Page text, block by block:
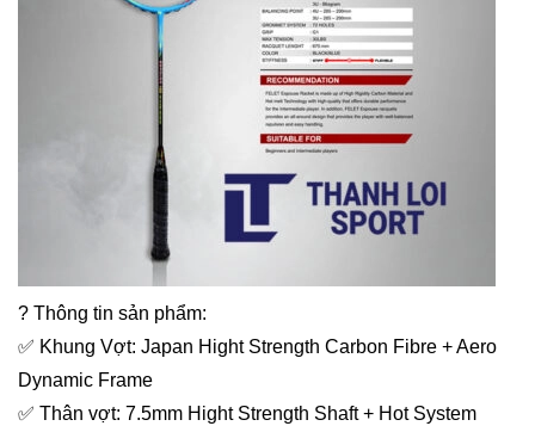
? Thông tin sản phẩm:
✅ Khung Vợt: Japan Hight Strength Carbon Fibre + Aero
Dynamic Frame
✅ Thân vợt: 7.5mm Hight Strength Shaft + Hot System